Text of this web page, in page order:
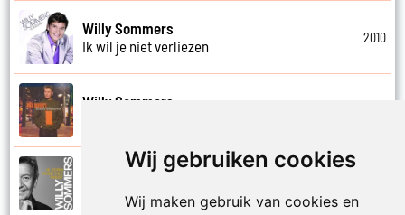
Wij gebruiken cookies
Wij maken gebruik van cookies en
Willy Sommers
Ik wil je niet verliezen
2010
Willy Sommers
Willy Sommers
Ik zorg voor het feest